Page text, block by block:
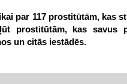
par 117 prostitūtām, kas
prostitūtām, kas savus
un citās iestādēs.